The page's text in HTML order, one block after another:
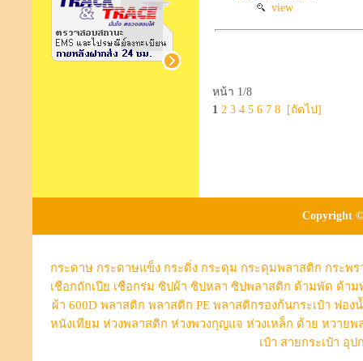
view
หน้า 1/8
1 2 3 4 5 6 7 8 [ถัดไป]
Copyright ©
กระดาษ กระดาษแข็ง กระดิ่ง กระดุม กระดุมพลาสติก กระพร
เชือกถักเปีย เชือกร่ม ซิปผ้า ซิปหลา ซิปพลาสติก ด้ามพัด ด้าม
ผ้า 600D พลาสติก พลาสติก PE พลาสติกรองก้นกระเป๋า ฟอง
หนังเทียม ห่วงพลาสติก ห่วงพวงกุญแจ ห่วงเหล็ก ด้าย หวายพ
เป๋า สายกระเป๋า อุป